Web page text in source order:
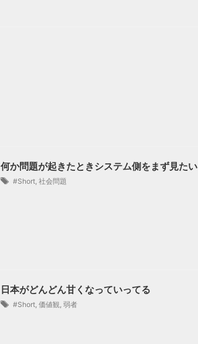
何か問題が起きたときシステム側をまず見たい
#Short, 社会問題
日本がどんどん甘くなっていってる
#Short 価値観 弱者